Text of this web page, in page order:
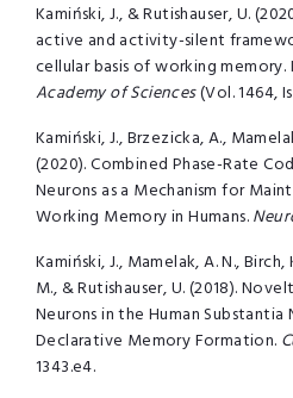
Kamiński, J., & Rutishauser, U.
active and activity-silent
cellular basis of working memory.
Academy of Sciences(Vol. 1464,
Kamiński, J., Brzezicka, A.,
(2020). Combined Phase-Rate
Neurons as a Mechanism for
Working Memory in Humans.
Kamiński, J., Mamelak, A. N.,
M., & Rutishauser, U. (2018).
Neurons in the Human
Declarative Memory Formation.
1343.e4.